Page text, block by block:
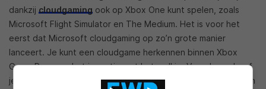
dankzij cloudgaming ook op Xbox One kunt spelen, zoals
Microsoft Flight Simulator en The Medium. Het is voor het
eerst dat Microsoft cloudgaming op zo’n grote manier
lanceert. Je kunt een cloudgame herkennen binnen Xbox
Game Pass aan het icoontje met het wolkje. Vervolgens hoef
je alleen op de knop met de wolk met Play te drukken om een